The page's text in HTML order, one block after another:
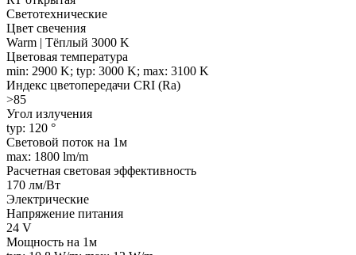
Светотехнические
Цвет свечения
Warm | Тёплый 3000 K
Цветовая температура
min: 2900 K; typ: 3000 K; max: 3100 K
Индекс цветопередачи CRI (Ra)
>85
Угол излучения
typ: 120 °
Световой поток на 1м
max: 1800 lm/m
Расчетная световая эффективность
170 лм/Вт
Электрические
Напряжение питания
24 V
Мощность на 1м